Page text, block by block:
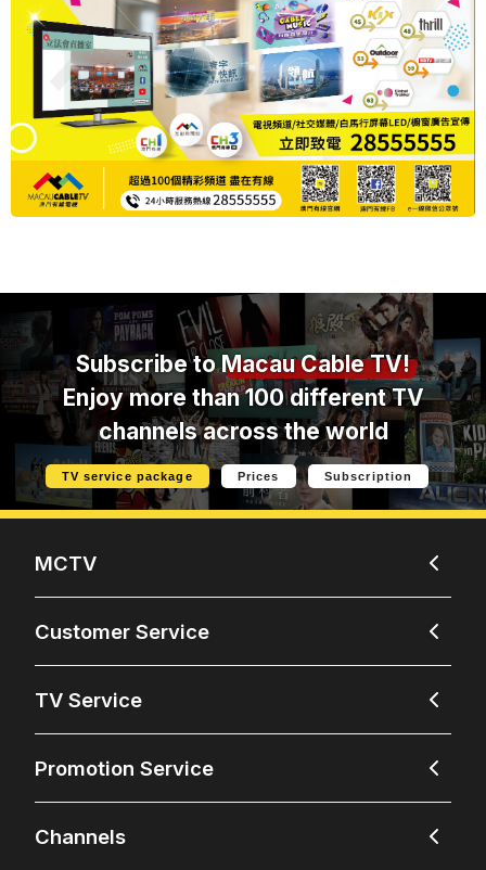
Subscribe toMacau Cable TV!
Enjoy more than 100 different TV
channels across the world
TV service package Prices Subscription
MCTV
Customer Service
TV Service
Promotion Service
Channels